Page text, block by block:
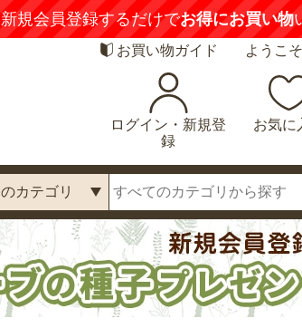
新規会員登録するだけでお得にお買い物
お買い物ガイド ようこそ
ログイン・新規登
録
お気に